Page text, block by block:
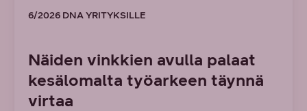
6/2026 DNA YRITYKSILLE
Näiden vinkkien avulla palaat
kesälomalta työarkeen täynnä
virtaa